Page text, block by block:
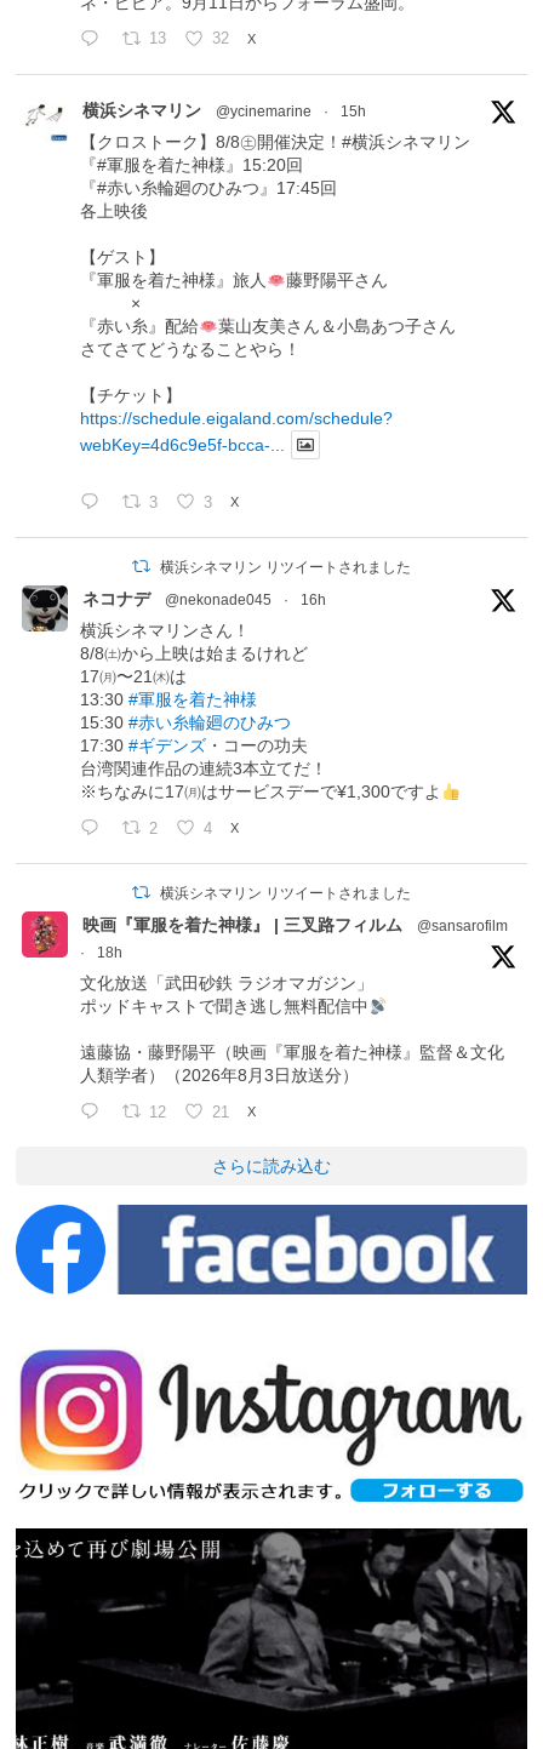
13 32 X
横浜シネマリン @ycinemarine · 15h
【クロストーク】8/8㊏開催決定！#横浜シネマリン
『#軍服を着た神様』15:20回
『#赤い糸輪廻のひみつ』17:45回
各上映後
【ゲスト】
『軍服を着た神様』旅人
藤野陽平さん
×
『赤い糸』配給
葉山友美さん＆小島あつ子さん
さてさてどうなることやら！
【チケット】
https://schedule.eigaland.com/schedule?
webKey=4d6c9e5f-bcca-...
3 3 X
横浜シネマリン リツイートされました
ネコナデ @nekonade045 · 16h
横浜シネマリンさん！
8/8㈯から上映は始まるけれど
17㈪〜21㈭は
13:30#軍服を着た神様
15:30#赤い糸輪廻のひみつ
17:30#ギデンズ ・コーの功夫
台湾関連作品の連続3本立てだ！
※ちなみに17㈪はサービスデーで¥1,300ですよ
2 4 X
横浜シネマリン リツイートされました
映画『軍服を着た神様』 | 三叉路フィルム
@sansarofilm
·
18h
文化放送「武田砂鉄 ラジオマガジン」
ポッドキャストで聞き逃し無料配信中
遠藤協・藤野陽平（映画『軍服を着た神様』監督＆文化
人類学者）（2026年8月3日放送分）
12 21 X
さらに読み込む